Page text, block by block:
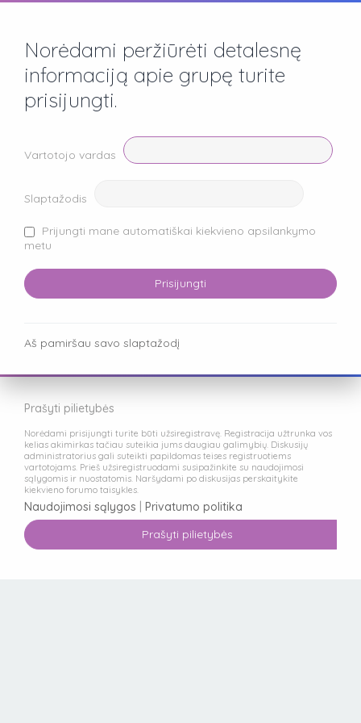
Norėdami peržiūrėti detalesnę
informaciją apie grupę turite
prisijungti.
Vartotojo vardas
Slaptažodis
Prijungti mane automatiškai kiekvieno apsilankymo
metu
Aš pamiršau savo slaptažodį
Prašyti pilietybės
Norėdami prisijungti turite būti užsiregistravę. Registracija užtrunka vos
kelias akimirkas tačiau suteikia jums daugiau galimybių. Diskusijų
administratorius gali suteikti papildomas teises registruotiems
vartotojams. Prieš užsiregistruodami susipažinkite su naudojimosi
sąlygomis ir nuostatomis. Naršydami po diskusijas perskaitykite
kiekvieno forumo taisykles.
Naudojimosi sąlygos
Privatumo politika
Prašyti pilietybės